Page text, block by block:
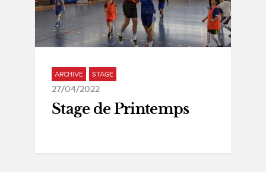
ARCHIVE STAGE
27/04/2022
Stage de Printemps